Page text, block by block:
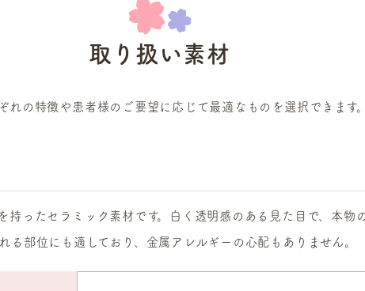
取り扱い素材
れの特徴や患者様のご要望に応じて最適なものを選択できます。
持ったセラミック素材です。白く透明感のある見た目で、本物
部位にも適しており、金属アレルギーの心配もありません。